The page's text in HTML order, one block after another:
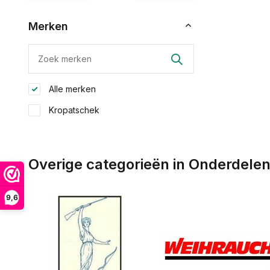
9,6
Merken
Alle merken
Kropatschek
Overige categorieën in Onderdelen